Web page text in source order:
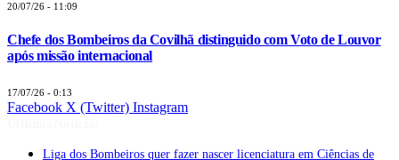
20/07/26 - 11:09
Chefe dos Bombeiros da Covilhã distinguido com Voto de Louvor
após missão internacional
17/07/26 - 0:13
Facebook X (Twitter) Instagram
Liga dos Bombeiros quer fazer nascer licenciatura em Ciências de